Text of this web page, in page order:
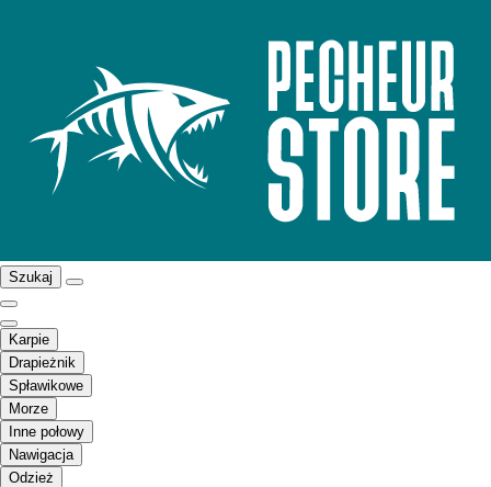
Szukaj
Karpie
Drapieżnik
Spławikowe
Morze
Inne połowy
Nawigacja
Odzież